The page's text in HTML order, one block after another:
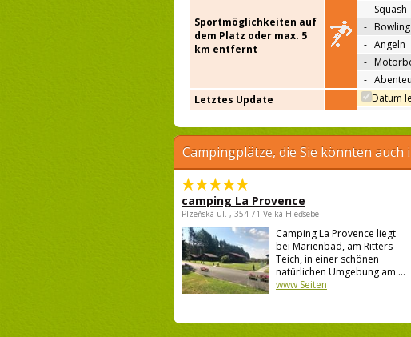
Sportmöglichkeiten auf
dem Platz oder max. 5
km entfernt
- Squash
- Bowling
- Angeln
-
-
Letztes Update
Datum
Campingplätze, die Sie könnten auch
camping La Provence
Plzeňská ul. , 354 71 Velká Hleďsebe
Camping La Provence liegt
bei Marienbad, am Ritters
Teich, in einer schönen
natürlichen Umgebung am ...
www Seiten